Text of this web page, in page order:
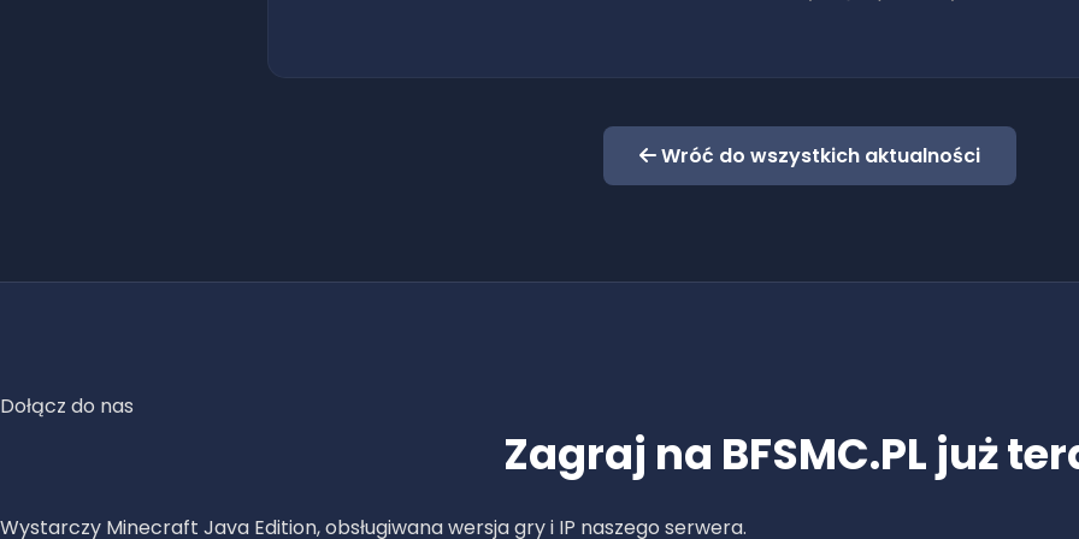
Wróć do wszystkich aktualności
Dołącz do nas
Zagraj na BFSMC.PL już
Wystarczy Minecraft Java Edition, obsługiwana wersja gry i IP naszego serwera.